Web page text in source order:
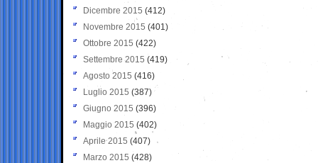
Dicembre 2015 (412)
Novembre 2015 (401)
Ottobre 2015 (422)
Settembre 2015 (419)
Agosto 2015 (416)
Luglio 2015 (387)
Giugno 2015 (396)
Maggio 2015 (402)
Aprile 2015 (407)
Marzo 2015 (428)